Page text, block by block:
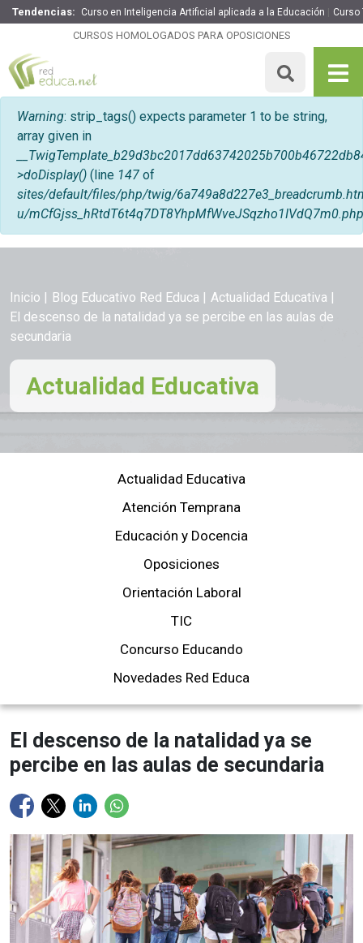
Tendencias: Curso en Inteligencia Artificial aplicada a la Educación Curso
CURSOS HOMOLOGADOS PARA OPOSICIONES
Mensaje de error
Warning: strip_tags() expects parameter 1 to be string,
array given in
>doDisplay() (line 147 of
sites/default/files/php/twig/
u/mCfGjss_hRtdT6t4q7DT8YhpMfWveJSqzho1IVdQ7m0.php
Inicio Blog Educativo Red Educa
Actualidad Educativa
El descenso de la natalidad ya se percibe en las aulas de
secundaria
Actualidad Educativa
Actualidad Educativa
Atención Temprana
Educación y Docencia
Oposiciones
Orientación Laboral
TIC
Concurso Educando
Novedades Red Educa
El descenso de la natalidad ya se
percibe en las aulas de secundaria